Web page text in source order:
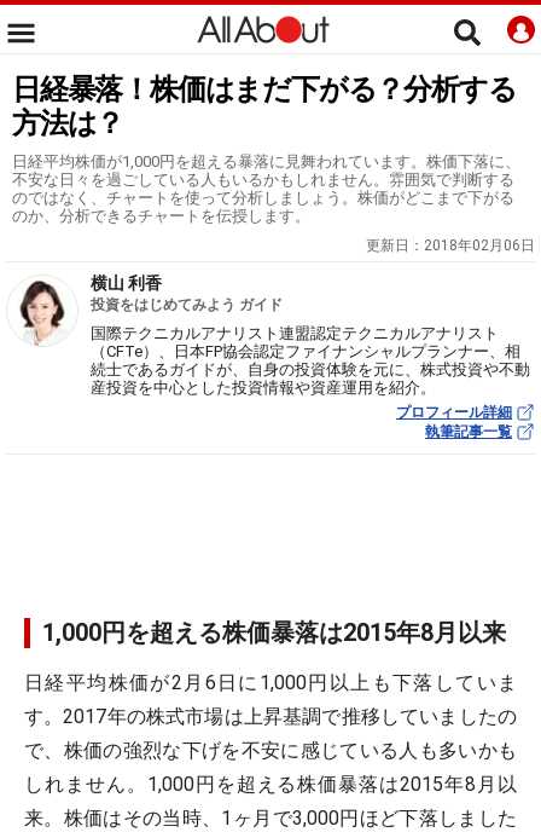
日経暴落！株価はまだ下がる？分析する
方法は？
日経平均株価が1,000円を超える暴落に見舞われています。株価下落に、
不安な日々を過ごしている人もいるかもしれません。雰囲気で判断する
のではなく、チャートを使って分析しましょう。株価がどこまで下がる
のか、分析できるチャートを伝授します。
更新日： 2018年02月06日
横山 利香
投資をはじめてみよう ガイド
国際テクニカルアナリスト連盟認定テクニカルアナリスト
（CFTe）、日本FP協会認定ファイナンシャルプランナー、相
続士であるガイドが、自身の投資体験を元に、株式投資や不動
産投資を中心とした投資情報や資産運用を紹介。
プロフィール詳細
執筆記事一覧
1,000円を超える株価暴落は2015年8月以来
日経平均株価が2月6日に1,000円以上も下落していま
す。2017年の株式市場は上昇基調で推移していましたの
で、株価の強烈な下げを不安に感じている人も多いかも
しれません。1,000円を超える株価暴落は2015年8月以
来。株価はその当時、1ヶ月で3,000円ほど下落しました